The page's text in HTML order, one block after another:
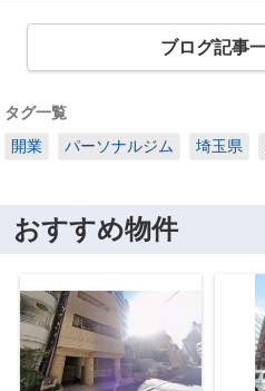
ブログ記事
タグ一覧
開業
パーソナルジム 埼玉県
おすすめ物件